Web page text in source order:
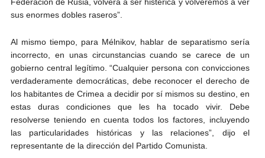
sus enormes dobles raseros”.
Al mismo tiempo, para Mélnikov, hablar de separatismo sería
incorrecto, en unas circunstancias cuando se carece de un
gobierno central legítimo. “Cualquier persona con convicciones
verdaderamente democráticas, debe reconocer el derecho de
los habitantes de Crimea a decidir por sí mismos su destino, en
estas duras condiciones que les ha tocado vivir. Debe
resolverse teniendo en cuenta todos los factores, incluyendo
las particularidades históricas y las relaciones”, dijo el
representante de la dirección del Partido Comunista.